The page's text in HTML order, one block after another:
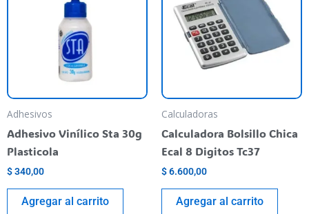
Adhesivos
Adhesivo Vinílico Sta 30g
Plasticola
$340,00
Agregar al carrito
Calculadoras
Calculadora Bolsillo Chica
Ecal 8 Digitos Tc37
$6.600,00
Agregar al carrito